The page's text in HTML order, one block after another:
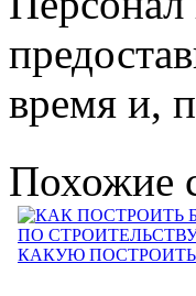
время и,
Похожие